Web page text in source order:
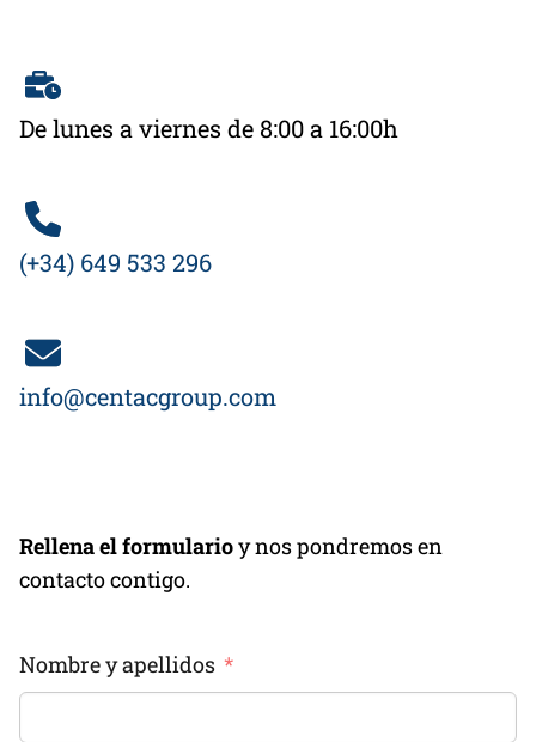
De lunes a viernes de 8:00 a 16:00h
(+34) 649 533 296
info@centacgroup.com
Rellena el formularioy nos pondremos en
contacto contigo.
Nombre y apellidos